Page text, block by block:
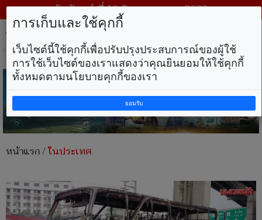
วันจันทร์ ที่ 10 สิงหาคม พ.ศ. 2569
หน้าแรก/ในประเทศ
การเก็บและใช้คุกกี้
เว็บไซต์นี้ใช้คุกกี้เพื่อปรับปรุงประสบการณ์ของผู้ใช้
การใช้เว็บไซต์ของเราแสดงว่าคุณยินยอมให้ใช้คุกกี้
ทั้งหมดตามนโยบายคุกกี้ของเรา
ยอมรับ